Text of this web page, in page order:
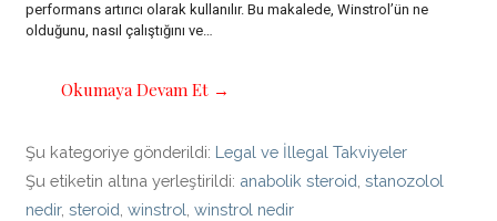
performans artırıcı olarak kullanılır. Bu makalede, Winstrol’ün ne
olduğunu, nasıl çalıştığını ve…
Okumaya Devam Et →
Şu kategoriye gönderildi: Legal ve İllegal Takviyeler
Şu etiketin altına yerleştirildi: anabolik steroid,stanozolol
nedir,steroid,winstrol,winstrol nedir